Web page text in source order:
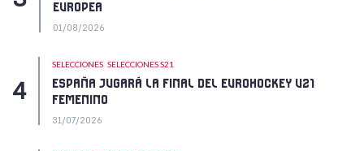
EUROPEA
01/08/2026
SELECCIONES SELECCIONES S21
ESPAÑA JUGARÁ LA FINAL DEL EUROHOCKEY U21
FEMENINO
31/07/2026